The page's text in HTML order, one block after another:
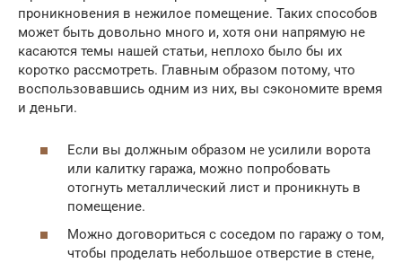
проникновения в нежилое помещение. Таких способов
может быть довольно много и, хотя они напрямую не
касаются темы нашей статьи, неплохо было бы их
коротко рассмотреть. Главным образом потому, что
воспользовавшись одним из них, вы сэкономите время
и деньги.
Если вы должным образом не усилили ворота
или калитку гаража, можно попробовать
отогнуть металлический лист и проникнуть в
помещение.
Можно договориться с соседом по гаражу о том,
чтобы проделать небольшое отверстие в стене,